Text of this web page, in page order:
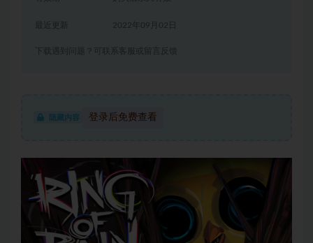
2022年09月02日
下载遇到问题？可联系客服或留言反馈
隐藏内容 登录后免费查看